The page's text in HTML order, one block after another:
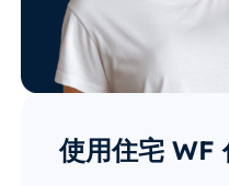
使用住宅 WF